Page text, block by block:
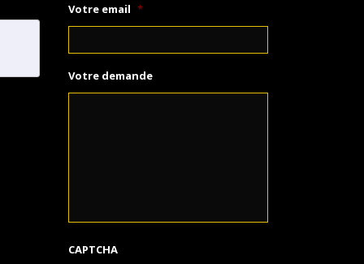
Votre email *
Votre demande
CAPTCHA